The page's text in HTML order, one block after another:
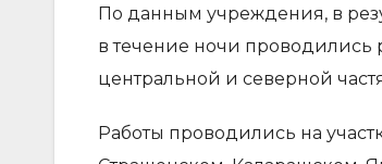
По данным учреждения, в
в течение ночи
центральной и северной
Работы проводились на